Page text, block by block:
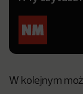
W kolejnym